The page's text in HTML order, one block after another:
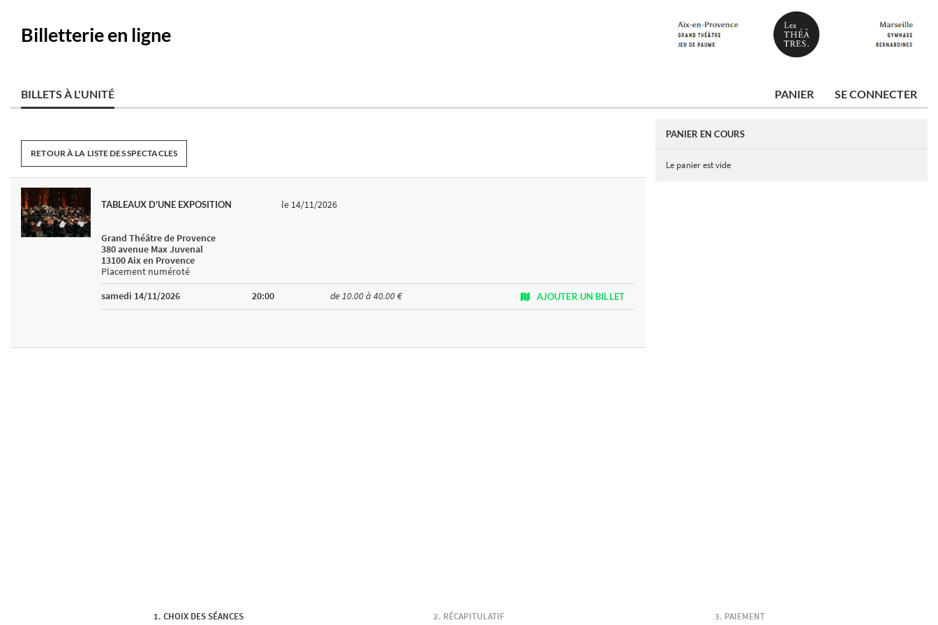
Billetterie en ligne
BILLETS À L'UNITÉ PANIER SE CONNECTER
RETOUR À LA LISTE DES SPECTACLES
TABLEAUX D'UNE EXPOSITION le 14/11/2026
Grand Théâtre de Provence
380 avenue Max Juvenal
13100 Aix en Provence
Placement numéroté
samedi 14/11/2026
20:00 de 10.00 à 40.00 € AJOUTER UN BILLET
PANIER EN COURS
Le panier est vide
CHOIX DES SÉANCES RÉCAPITULATIF PAIEMENT